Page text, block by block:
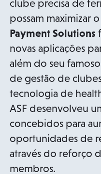
clube precisa de
possam maximizar
Payment Solutions
novas aplicações
além do seu
de gestão de
tecnologia de
ASF desenvolveu
concebidos para
oportunidades de
através do reforço
membros.